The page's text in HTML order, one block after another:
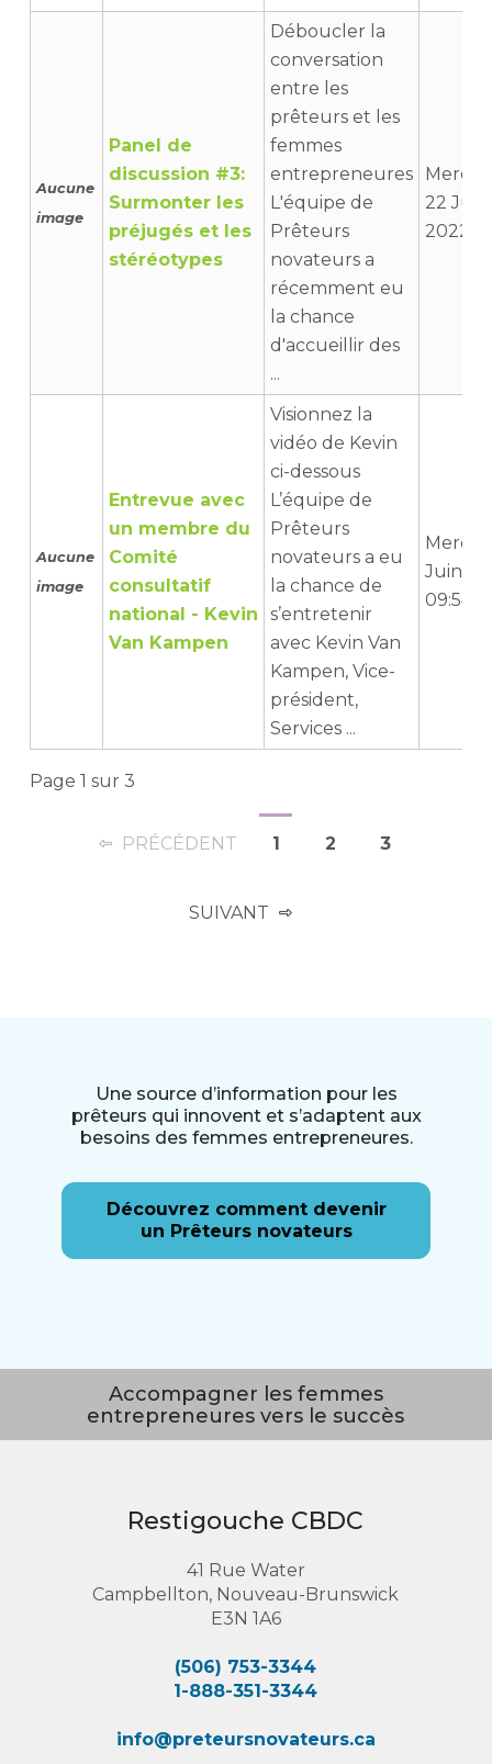
Aucune
image
Panel de
discussion #3:
Surmonter les
préjugés et les
stéréotypes
Déboucler la
conversation
entre les
prêteurs et les
femmes
entrepreneures
L'équipe de
Prêteurs
novateurs a
récemment eu
la chance
d'accueillir des
...
22 Juin
2022
Aucune
image
Entrevue avec
un membre du
Comité
consultatif
national - Kevin
Van Kampen
Visionnez la
vidéo de Kevin
ci-dessous
L’équipe de
Prêteurs
novateurs a eu
la chance de
s’entretenir
avec Kevin Van
Kampen, Vice-
président,
Services ...
Juin
09:54
Page 1 sur 3
PRÉCÉDENT 1 2 3
SUIVANT
Une source d’information pour les
prêteurs qui innovent et s’adaptent aux
besoins des femmes entrepreneures.
Découvrez comment devenir
un Prêteurs novateurs
Accompagner les femmes
entrepreneures vers le succès
Restigouche CBDC
41 Rue Water
Campbellton, Nouveau-Brunswick
E3N 1A6
(506) 753-3344
1-888-351-3344
info@preteursnovateurs.ca